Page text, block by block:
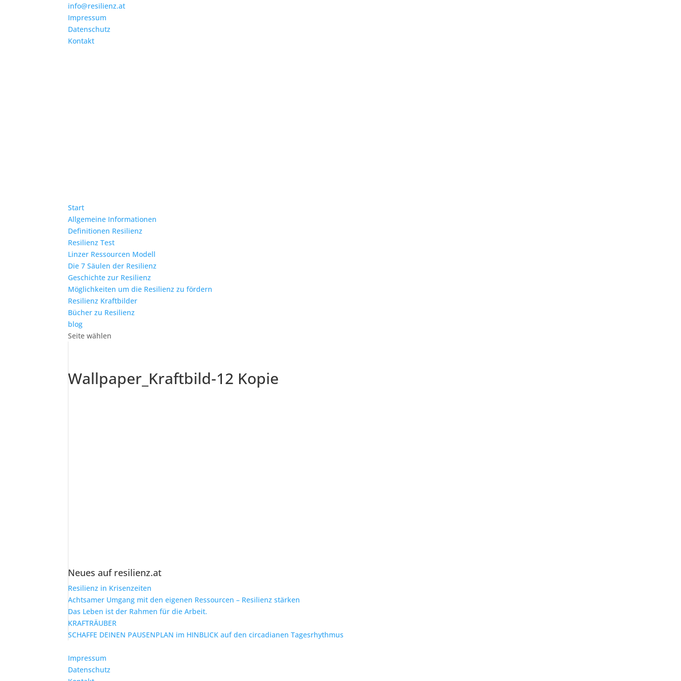
info@resilienz.at
Impressum
Datenschutz
Kontakt
Start
Allgemeine Informationen
Definitionen Resilienz
Resilienz Test
Linzer Ressourcen Modell
Die 7 Säulen der Resilienz
Geschichte zur Resilienz
Möglichkeiten um die Resilienz zu fördern
Resilienz Kraftbilder
Bücher zu Resilienz
blog
Seite wählen
Wallpaper_Kraftbild-12 Kopie
Neues auf resilienz.at
Resilienz in Krisenzeiten
Achtsamer Umgang mit den eigenen Ressourcen – Resilienz stärken
Das Leben ist der Rahmen für die Arbeit.
KRAFTRÄUBER
SCHAFFE DEINEN PAUSENPLAN im HINBLICK auf den circadianen Tagesrhythmus
Impressum
Datenschutz